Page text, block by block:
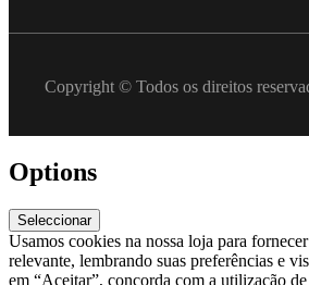
Copyright © Todos os direitos
Options
Seleccionar
Usamos cookies na nossa loja para
relevante, lembrando suas preferências e
em “Aceitar”, concorda com a utilização